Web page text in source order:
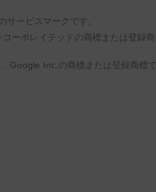
ービスマークです。
ーポレイテッドの商標または登録商
Google Inc.の商標または登録商標で